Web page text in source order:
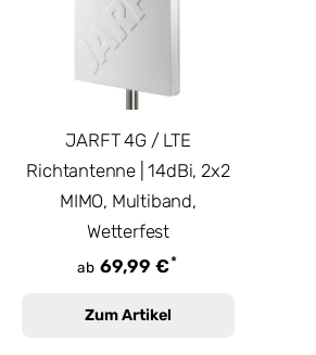
JARFT 4G / LTE
Richtantenne | 14dBi, 2x2
MIMO, Multiband,
Wetterfest
ab 69,99 €*
Zum Artikel